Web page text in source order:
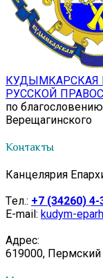
КУДЫМКАРСКАЯ
РУССКОЙ
по
Верещагинского
Контакты
Канцелярия
Tел.: +7 (34260) 4-
E-mail: kudym-
Адрес:
619000, Пермский